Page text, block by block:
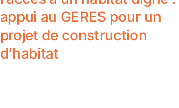
appui au GERES pour un
projet de construction
d’habitat